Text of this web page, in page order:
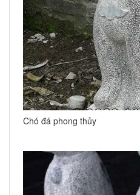
Chó đá phong thủy